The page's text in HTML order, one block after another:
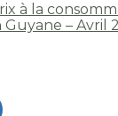
à la
Guyane – Avril